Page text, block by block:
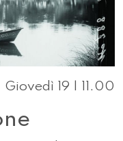
Giovedì 19 | 11.00